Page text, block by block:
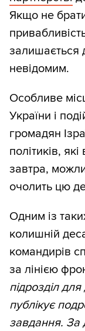
Якщо не
залишається
невідомим.
Особливе
України і
громадян
політиків,
завтра,
очолить цю
Одним із
колишній
командирів
за лінією
підрозділ
публікує
завдання.